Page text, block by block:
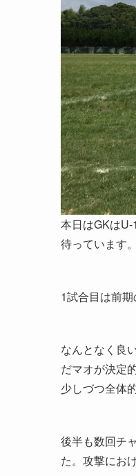
本日はGKは
待っています。
1試合目は前期
なんとなく良
だマオが決定
少しづつ全体
後半も数回チ
た。攻撃にお